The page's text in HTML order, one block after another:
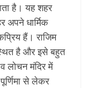
है। यह शहर
अपने धार्मिक
हैं। राजिम
है और इसे बहुत
लोचन मंदिर में
से लेकर